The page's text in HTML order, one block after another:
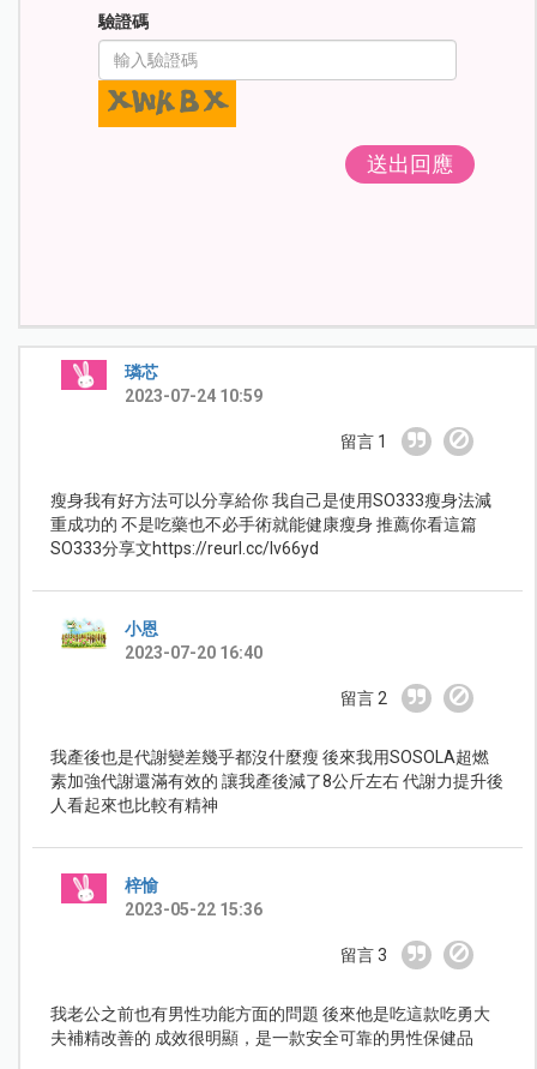
驗證碼
送出回應
璘芯
2023-07-24 10:59
留言 1
瘦身我有好方法可以分享給你 我自己是使用SO333瘦身法減
重成功的 不是吃藥也不必手術就能健康瘦身 推薦你看這篇
SO333分享文https://reurl.cc/lv66yd
小恩
2023-07-20 16:40
留言 2
我產後也是代謝變差幾乎都沒什麼瘦 後來我用SOSOLA超燃
素加強代謝還滿有效的 讓我產後減了8公斤左右 代謝力提升後
人看起來也比較有精神
梓愉
2023-05-22 15:36
留言 3
我老公之前也有男性功能方面的問題 後來他是吃這款吃勇大
夫補精改善的 成效很明顯，是一款安全可靠的男性保健品